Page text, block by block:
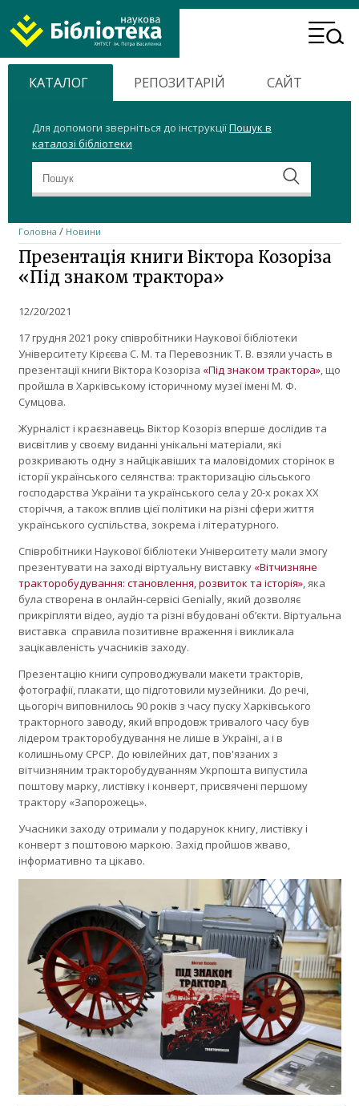
ХНТУСГ
Home
Header
Menu
КАТАЛОГ
Для допомоги зверніться до інструкціїПошук в
каталозі бібліотеки
РЕПОЗИТАРІЙ САЙТ
Головна / Новини
Презентація книги Віктора Козоріза
«Під знаком трактора»
12/20/2021
17 грудня 2021 року співробітники Наукової бібліотеки
Університету Кірєєва С. М. та Перевозник Т. В. взяли участь в
презентації книги Віктора Козоріза «Під знаком трактора», що
пройшла в Харківському історичному музеї імені М. Ф.
Сумцова.
Журналіст і краєзнавець Віктор Козоріз вперше дослідив та
висвітлив у своєму виданні унікальні матеріали, які
розкривають одну з найцікавіших та маловідомих сторінок в
історії українського селянства: тракторизацію сільського
господарства України та українського села у 20-х роках ХХ
сторіччя, а також вплив цієї політики на різні сфери життя
українського суспільства, зокрема і літературного.
Співробітники Наукової бібліотеки Університету мали змогу
презентувати на заході віртуальну виставку «Вітчизняне
тракторобудування: становлення, розвиток та історія», яка
була створена в онлайн-сервісі Genially, який дозволяє
прикріпляти відео, аудіо та різні вбудовані об’єкти. Віртуальна
виставка справила позитивне враження і викликала
зацікавленість учасників заходу.
Презентацію книги супроводжували макети тракторів,
фотографії, плакати, що підготовили музейники. До речі,
цьогоріч виповнилось 90 років з часу пуску Харківського
тракторного заводу, який впродовж тривалого часу був
лідером тракторобудування не лише в Україні, а і в
колишньому СРСР. До ювілейних дат, пов'язаних з
вітчизняним тракторобудуванням Укрпошта випустила
поштову марку, листівку і конверт, присвячені першому
трактору «Запорожець».
Учасники заходу отримали у подарунок книгу, листівку і
конверт з поштовою маркою. Захід пройшов жваво,
інформативно та цікаво.